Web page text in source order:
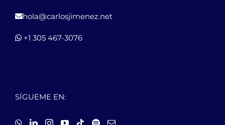
hola@carlosjimenez.net
+1 305 467-3076
SÍGUEME EN: